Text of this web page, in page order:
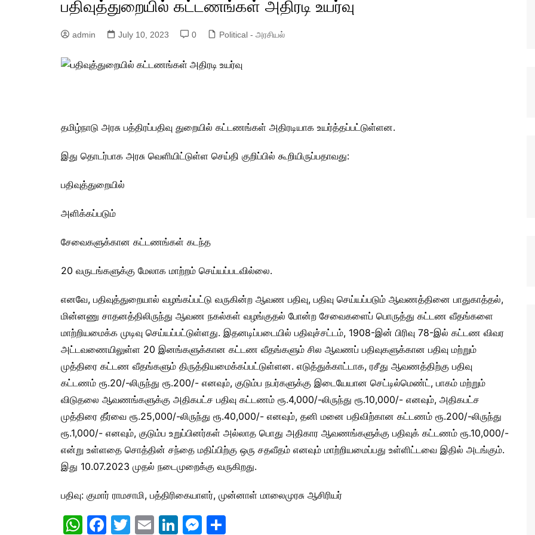
பங்க்ஷன் ஜங்ஷன்
ரெடி டூ ரிலீஸ்
பதிவுத்துறையில் கட்டணங்கள் அதிரடி உயர்வு
admin July 10, 2023 0 Political - அரசியல்
தமிழ்நாடு அரசு பத்திரப்பதிவு துறையில் கட்டணங்கள் அதிரடியாக உயர்த்தப்பட்டுள்ளன.
இது தொடர்பாக அரசு வெளியிட்டுள்ள செய்தி குறிப்பில் கூறியிருப்பதாவது:
பதிவுத்துறையில்
அளிக்கப்படும்
சேவைகளுக்கான கட்டணங்கள் கடந்த
20 வருடங்களுக்கு மேலாக மாற்றம் செய்யப்படவில்லை.
எனவே, பதிவுத்துறையால் வழங்கப்பட்டு வருகின்ற ஆவண பதிவு, பதிவு செய்யப்படும் ஆவணத்தினை பாதுகாத்தல்,
மின்னணு சாதனத்திலிருந்து ஆவண நகல்கள் வழங்குதல் போன்ற சேவைகளைப் பொருத்து கட்டண வீதங்களை
மாற்றியமைக்க முடிவு செய்யப்பட்டுள்ளது. இதனடிப்படையில் பதிவுச்சட்டம், 1908-இன் பிரிவு 78-இல் கட்டண விவர
அட்டவணையிலுள்ள 20 இனங்களுக்கான கட்டண வீதங்களும் சில ஆவணப் பதிவுகளுக்கான பதிவு மற்றும்
முத்திரை கட்டண வீதங்களும் திருத்தியமைக்கப்பட்டுள்ளன. எடுத்துக்காட்டாக, ரசீது ஆவணத்திற்கு பதிவு
கட்டணம் ரூ.20/-லிருந்து ரூ.200/- எனவும், குடும்ப நபர்களுக்கு இடையேயான செட்டில்மெண்ட், பாகம் மற்றும்
விடுதலை ஆவணங்களுக்கு அதிகபட்ச பதிவு கட்டணம் ரூ.4,000/-லிருந்து ரூ.10,000/- எனவும், அதிகபட்ச
முத்திரை தீர்வை ரூ.25,000/-லிருந்து ரூ.40,000/- எனவும், தனி மனை பதிவிற்கான கட்டணம் ரூ.200/-லிருந்து
ரூ.1,000/- எனவும், குடும்ப உறுப்பினர்கள் அல்லாத பொது அதிகார ஆவணங்களுக்கு பதிவுக் கட்டணம் ரூ.10,000/-
என்று உள்ளதை சொத்தின் சந்தை மதிப்பிற்கு ஒரு சதவீதம் எனவும் மாற்றியமைப்பது உள்ளிட்டவை இதில் அடங்கும்.
இது 10.07.2023 முதல் நடைமுறைக்கு வருகிறது.
பதிவு: குமார் ராமசாமி, பத்திரிகையாளர், முன்னாள் மாலைமுரசு ஆசிரியர்
W F
T
E
Li M